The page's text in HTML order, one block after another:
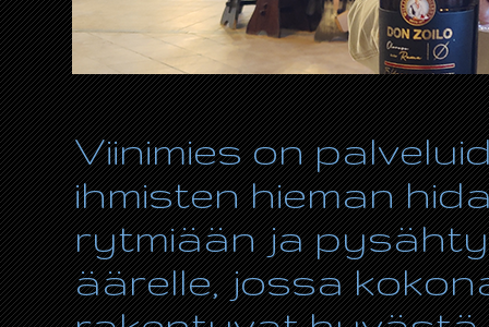
Viinimies on
ihmisten hieman
rytmiään ja
äärelle, jossa